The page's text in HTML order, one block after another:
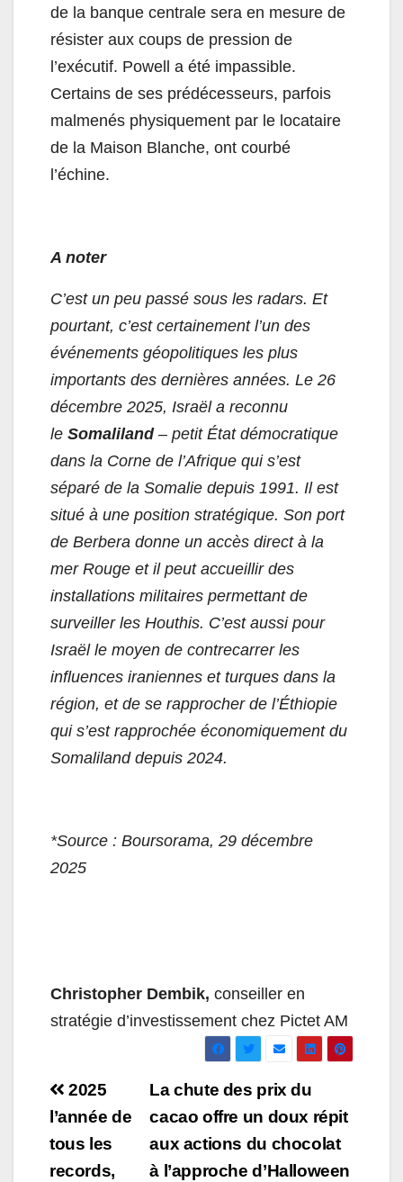
de la banque centrale sera en mesure de
résister aux coups de pression de
l’exécutif. Powell a été impassible.
Certains de ses prédécesseurs, parfois
malmenés physiquement par le locataire
de la Maison Blanche, ont courbé
l’échine.
A noter
C’est un peu passé sous les radars. Et
pourtant, c’est certainement l’un des
événements géopolitiques les plus
importants des dernières années. Le 26
décembre 2025, Israël a reconnu
le Somaliland– petit État démocratique
dans la Corne de l’Afrique qui s’est
séparé de la Somalie depuis 1991. Il est
situé à une position stratégique. Son port
de Berbera donne un accès direct à la
mer Rouge et il peut accueillir des
installations militaires permettant de
surveiller les Houthis. C’est aussi pour
Israël le moyen de contrecarrer les
influences iraniennes et turques dans la
région, et de se rapprocher de l’Éthiopie
qui s’est rapprochée économiquement du
Somaliland depuis 2024.
*Source : Boursorama, 29 décembre
2025
Christopher Dembik, conseiller en
stratégie d’investissement chez Pictet AM
Navigation
de
l’article
La chute des prix du
cacao offre un doux répit
aux actions du chocolat
à l’approche d’Halloween
2025
l’année de
tous les
records,